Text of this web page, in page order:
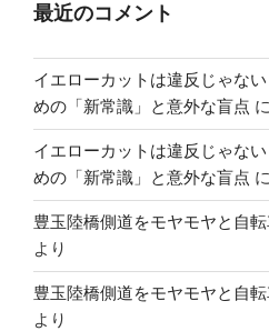
最近のコメント
イエローカットは違反じゃな
めの「新常識」と意外な盲点 に
イエローカットは違反じゃな
めの「新常識」と意外な盲点 に
豊玉陸橋側道をモヤモヤと自
より
豊玉陸橋側道をモヤモヤと自
より